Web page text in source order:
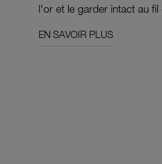
l'or et le garder intact au fil
EN SAVOIR PLUS